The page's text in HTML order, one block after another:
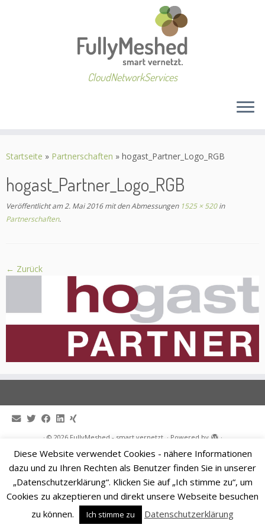
Inhalt
CloudNetworkServices
Startseite » Partnerschaften » hogast_Partner_Logo_RGB
hogast_Partner_Logo_RGB
Veröffentlicht am2. Mai 2016mit den Abmessungen1525 × 520in
Partnerschaften.
← Zurück
· © 2026 FullyMeshed - smart vernetzt. · Powered by
·
Entworfen mit demCustomizr-Theme
Diese Website verwendet Cookies - nähere Informationen
dazu und zu Ihren Rechten als Benutzer finden Sie in unserer
„Datenschutzerklärung“. Klicken Sie auf „Ich stimme zu“, um
Cookies zu akzeptieren und direkt unsere Webseite besuchen
zu können.
Ich stimme zu Datenschutzerklärung